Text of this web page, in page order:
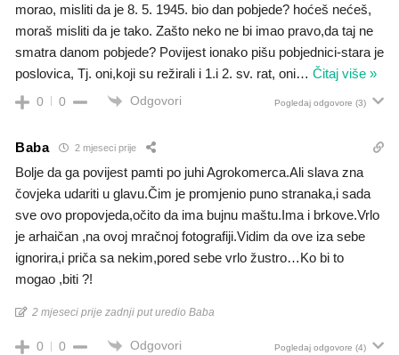
morao, misliti da je 8. 5. 1945. bio dan pobjede? hoćeš nećeš,
moraš misliti da je tako. Zašto neko ne bi imao pravo,da taj ne
smatra danom pobjede? Povijest ionako pišu pobjednici-stara je
poslovica, Tj. oni,koji su režirali i 1.i 2. sv. rat, oni… Čitaj više »
0 0 Odgovori Pogledaj odgovore (3)
Baba 2 mjeseci prije
Bolje da ga povijest pamti po juhi Agrokomerca.Ali slava zna
čovjeka udariti u glavu.Čim je promjenio puno stranaka,i sada
sve ovo propovjeda,očito da ima bujnu maštu.Ima i brkove.Vrlo
je arhaičan ,na ovoj mračnoj fotografiji.Vidim da ove iza sebe
ignorira,i priča sa nekim,pored sebe vrlo žustro…Ko bi to
mogao ,biti ?!
2 mjeseci prije zadnji put uredio Baba
0 0 Odgovori Pogledaj odgovore (4)